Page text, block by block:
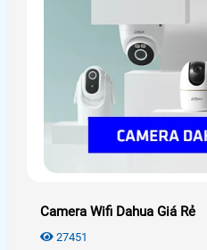
Camera Wifi Dahua Giá Rẻ
27451